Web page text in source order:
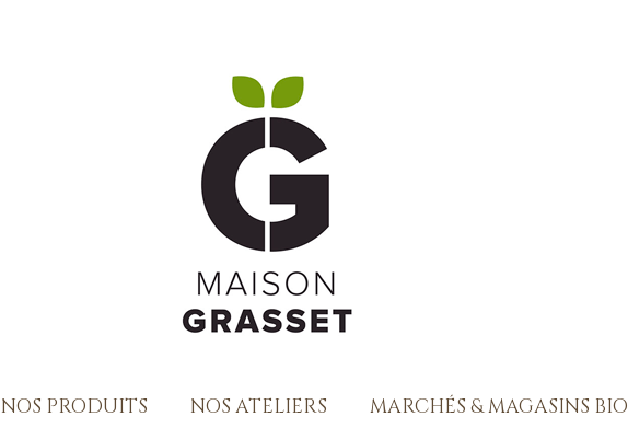
NOS PRODUITS NOS ATELIERS MARCHÉS & MAGASINS BIO